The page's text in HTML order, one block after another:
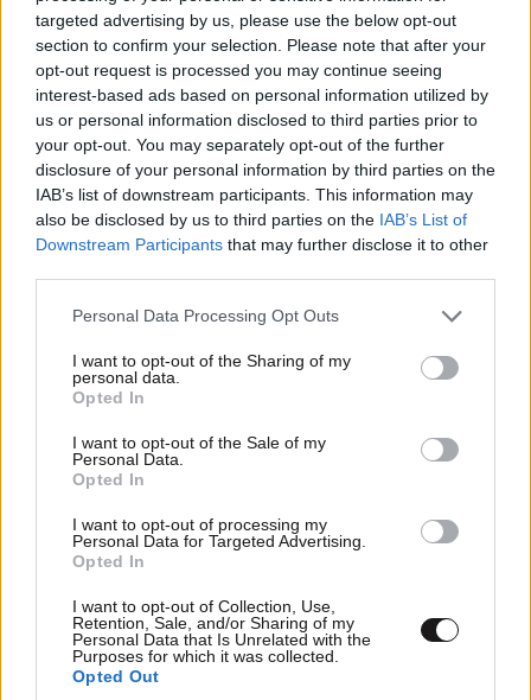
targeted advertising by us, please use the below opt-out
section to confirm your selection. Please note that after your
opt-out request is processed you may continue seeing
interest-based ads based on personal information utilized by
us or personal information disclosed to third parties prior to
your opt-out. You may separately opt-out of the further
disclosure of your personal information by third parties on the
IAB’s list of downstream participants. This information may
also be disclosed by us to third parties on the IAB’s List of
Downstream Participants that may further disclose it to other
Please note that this website/app uses one or more Google
not limited to your visit or usage behaviour. You may click to
grant or deny consent to Google and its third-party tags to
use your data for below specified purposes in below Google
consent section.
Personal Data Processing Opt Outs
I want to opt-out of the Sharing of my
personal data.
Opted In
I want to opt-out of the Sale of my
Personal Data.
Opted In
I want to opt-out of processing my
Personal Data for Targeted Advertising.
Opted In
I want to opt-out of Collection, Use,
Retention, Sale, and/or Sharing of my
Personal Data that Is Unrelated with the
Purposes for which it was collected.
Opted Out
6 ΣΧΌΛΙΑ ΑΝΑΓΝΩΣΤΏΝ
ΠΡΟΣΘΕΣΤΕ ΤΟ ΣΧΟΛΙΟ ΣΑΣ